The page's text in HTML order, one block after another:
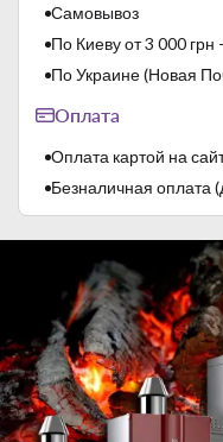
Самовывоз
По Киеву от 3 000
По Украине (Новая
Оплата
Оплата картой на
Безналичная оплата